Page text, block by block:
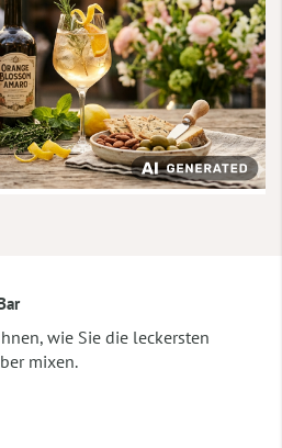
wie Sie die leckersten
mixen.